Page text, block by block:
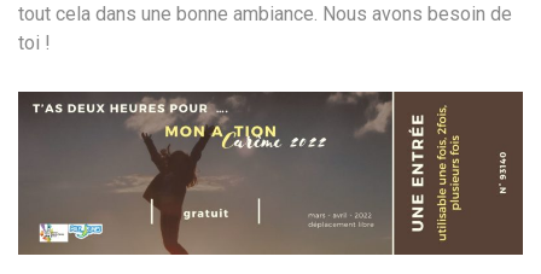
tout cela dans une bonne ambiance. Nous avons besoin de
toi !